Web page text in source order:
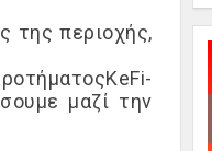
της περιοχής,
KeFi-
μαζί την